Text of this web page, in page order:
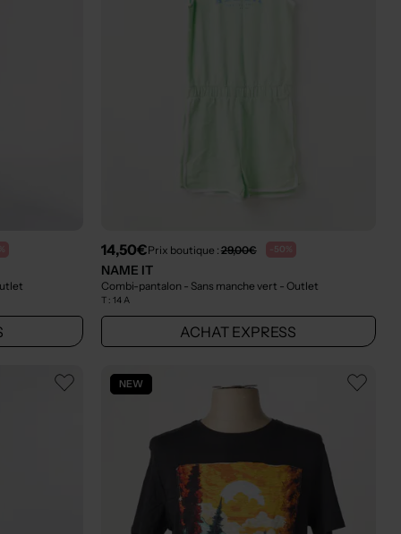
14,50€Prix boutique : 29,00€ -50%
NAME IT
Combi-pantalon - Sans manche vert - Outlet
T : 14 A
ACHAT EXPRESS
NEW